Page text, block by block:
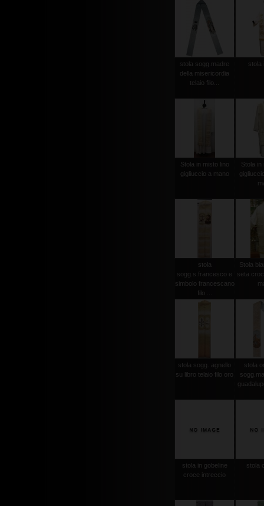
stola sogg.madre
della misericordia
telaio filo...
stola
Stola in misto lino
gigliuccio a mano
Stola in
stola
sogg.s.francesco e
simbolo francescano
filo ...
Stola
seta
stola sogg. agnello
su libro telaio filo oro
stola
stola in gobeline
croce intreccio
stola